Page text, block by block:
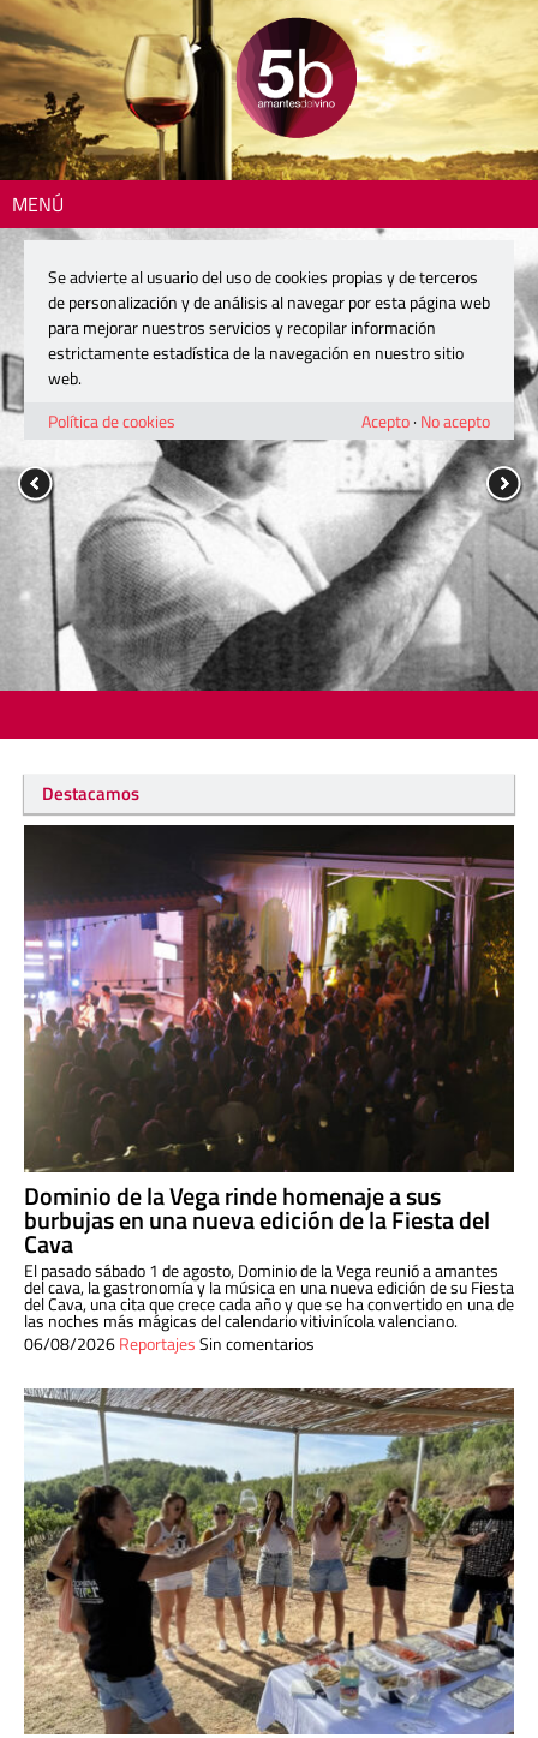
MENÚ
Destacamos
Dominio de la Vega rinde homenaje a sus
burbujas en una nueva edición de la Fiesta del
Cava
El pasado sábado 1 de agosto, Dominio de la Vega reunió a amantes
del cava, la gastronomía y la música en una nueva edición de su Fiesta
del Cava, una cita que crece cada año y que se ha convertido en una de
las noches más mágicas del calendario vitivinícola valenciano.
06/08/2026ReportajesSin comentarios
Se advierte al usuario del uso de cookies propias y de terceros
de personalización y de análisis al navegar por esta página web
para mejorar nuestros servicios y recopilar información
estrictamente estadística de la navegación en nuestro sitio
web.
Política de cookies
Acepto· No acepto